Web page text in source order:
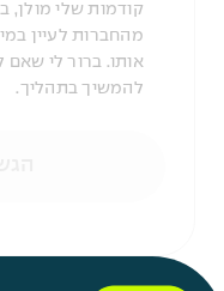
קודמות שלי מולן,
מהחברות לעיין
אותו. ברור לי
להמשיך בתהליך.